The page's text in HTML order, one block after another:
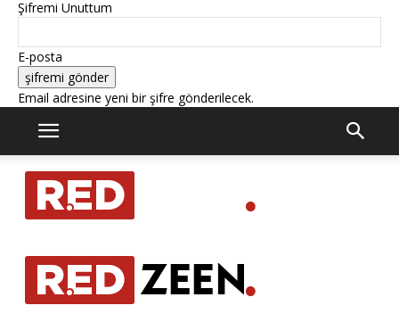
Şifremi Unuttum
E-posta
Email adresine yeni bir şifre gönderilecek.